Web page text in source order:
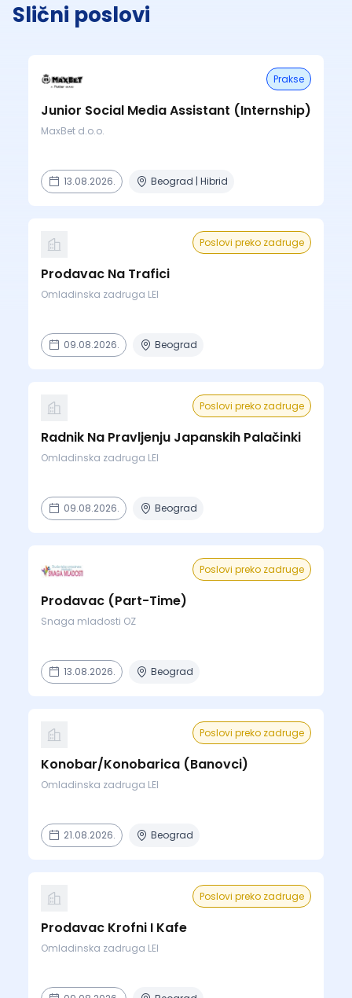
Slični poslovi
Prakse
Junior Social Media Assistant (Internship)
MaxBet d.o.o.
13.08.2026. Beograd | Hibrid
Poslovi preko zadruge
Prodavac Na Trafici
Omladinska zadruga LEI
09.08.2026. Beograd
Poslovi preko zadruge
Radnik Na Pravljenju Japanskih Palačinki
Omladinska zadruga LEI
09.08.2026. Beograd
Poslovi preko zadruge
Prodavac (Part-Time)
Snaga mladosti OZ
13.08.2026. Beograd
Poslovi preko zadruge
Konobar/Konobarica (Banovci)
Omladinska zadruga LEI
21.08.2026. Beograd
Poslovi preko zadruge
Prodavac Krofni I Kafe
Omladinska zadruga LEI